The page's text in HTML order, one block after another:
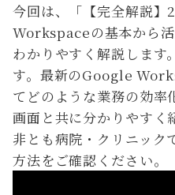
今回は、「【完全解説
Workspaceの基本から
わかりやすく解説します
す。最新のGoogle
てどのような業務の効率
画面と共に分かりやすく
非とも病院・クリニック
方法をご確認ください。